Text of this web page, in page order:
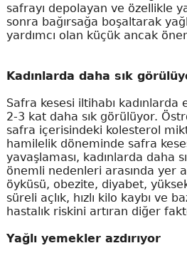
safrayı depolayan ve özellikle
sonra bağırsağa boşaltarak
yardımcı olan küçük ancak
Kadınlarda daha sık
Safra kesesi iltihabı kadınlarda
2-3 kat daha sık görülüyor.
safra içerisindeki kolesterol
hamilelik döneminde safra
yavaşlaması, kadınlarda daha
önemli nedenleri arasında yer
öyküsü, obezite, diyabet,
süreli açlık, hızlı kilo kaybı ve
hastalık riskini artıran diğer
Yağlı yemekler azdırıyor